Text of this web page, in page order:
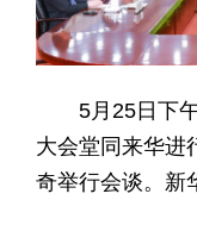
5月25日下
大会堂同来华进
奇举行会谈。新